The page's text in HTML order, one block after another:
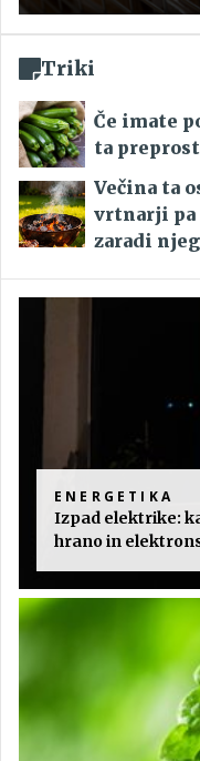
Triki
Če imate
ta
Večina ta
vrtnarji pa
zaradi
ENERGETIKA
Izpad elektrike:
hrano in